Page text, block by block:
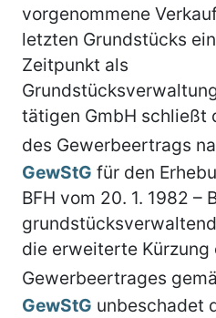
vorgenommene
letzten Grundstücks
Zeitpunkt als
tätigen GmbH schließt
des Gewerbeertrags
GewStG für den
BFH vom 20. 1. 1982 –
die erweiterte Kürzung
Gewerbeertrages
GewStG unbeschadet